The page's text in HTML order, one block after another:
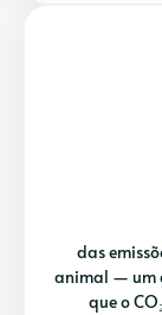
das
animal — um
que o